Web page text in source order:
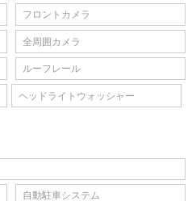
フロントカメラ
全周囲カメラ
ルーフレール
ヘッドライトウォッシャー
自動駐車システム